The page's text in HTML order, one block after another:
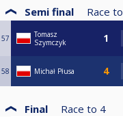
Semi final Race to
57
Tomasz
Szymczyk
58 Michał Płusa
Final Race to 4